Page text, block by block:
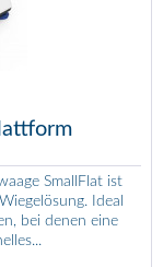
SmallFlat ist
Ideal
bei denen eine